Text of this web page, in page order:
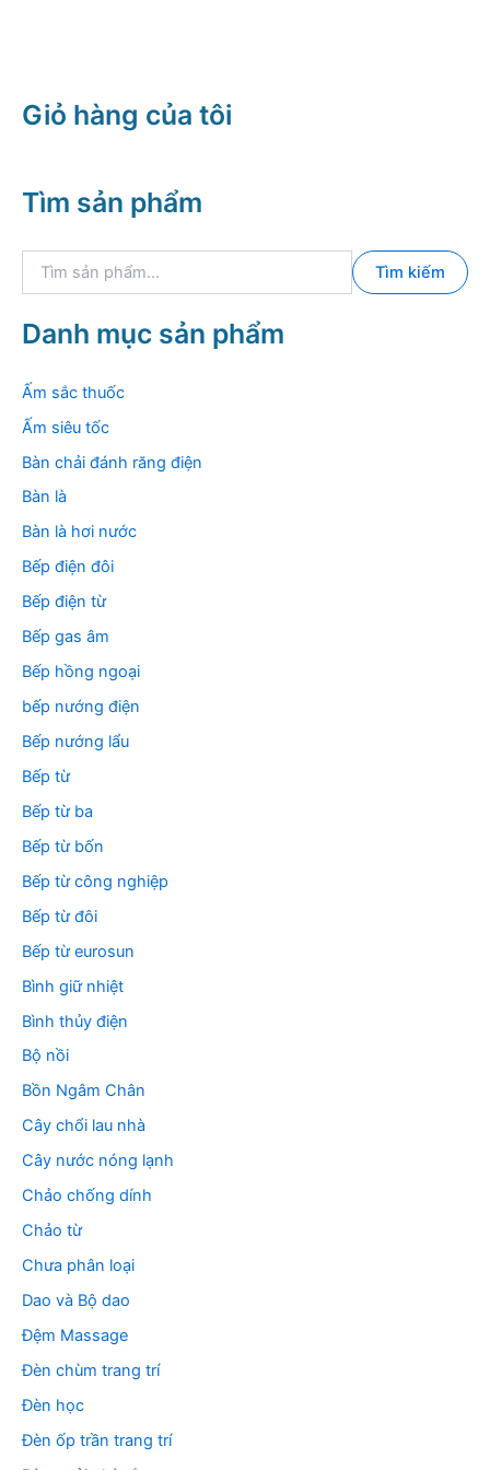
Giỏ hàng của tôi
Tìm sản phẩm
k
i
m
Tìm kiếm
Danh mục sản phẩm
Ấm sắc thuốc
Ấm siêu tốc
Bàn chải đánh răng điện
Bàn là
Bàn là hơi nước
Bếp điện đôi
Bếp điện từ
Bếp gas âm
Bếp hồng ngoại
bếp nướng điện
Bếp nướng lẩu
Bếp từ
Bếp từ ba
Bếp từ bốn
Bếp từ công nghiệp
Bếp từ đôi
Bếp từ eurosun
Bình giữ nhiệt
Bình thủy điện
Bộ nồi
Bồn Ngâm Chân
Cây chổi lau nhà
Cây nước nóng lạnh
Chảo chống dính
Chảo từ
Chưa phân loại
Dao và Bộ dao
Đệm Massage
Đèn chùm trang trí
Đèn học
Đèn ốp trần trang trí